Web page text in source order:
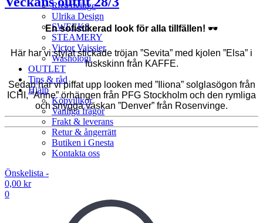
Rosenvinge
Ulrika Design
SWEEKS
STEAMERY
Victor Vaissier
Washologi
OUTLET
Tips & råd
Hjälp
Köpvillkor
Vanliga frågor
Frakt & leverans
Retur & ångerrätt
Butiken i Gnesta
Kontakta oss
Önskelista -
0,00 kr
0
En sofistikerad look för alla tillfällen! 🕶
Här har vi stylat stickade tröjan ”Sevita” med kjolen ”Elsa” i
fuskskinn från KAFFE.
Sedan har vi piffat upp looken med ”Iliona” solglasögon från
ICHI, ”Anne” örhängen från PFG Stockholm och den rymliga
och snygga väskan ”Denver” från Rosenvinge.